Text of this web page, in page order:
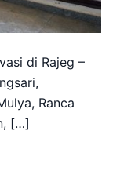
di Rajeg –
Ranca
[…]